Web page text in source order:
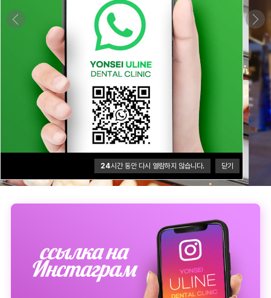
24시간 동안 다시 열람하지 않습니다. 닫기